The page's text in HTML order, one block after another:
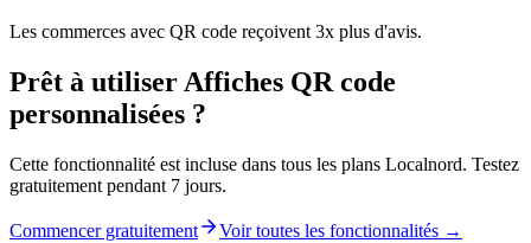
Les commerces avec QR code reçoivent 3x plus d'avis.
Prêt à utiliser Affiches QR code
personnalisées ?
Cette fonctionnalité est incluse dans tous les plans Localnord. Testez
gratuitement pendant 7 jours.
Commencer gratuitement Voir toutes les fonctionnalités →